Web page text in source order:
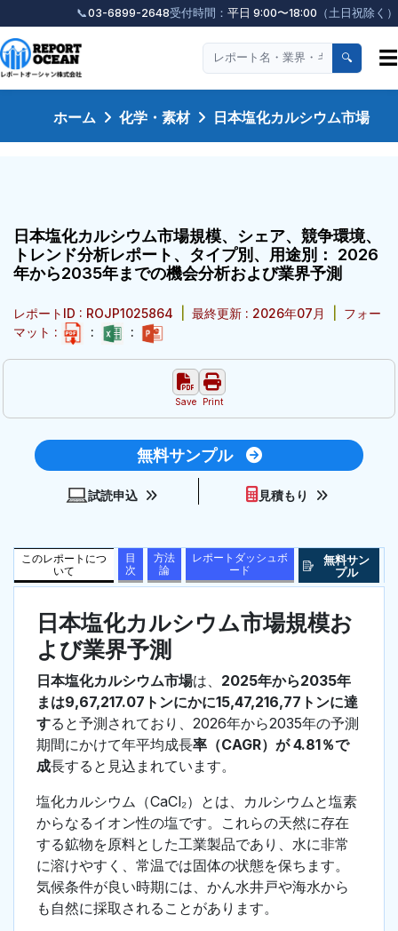
📞03-6899-2648受付時間： 平日 9:00〜18:00 （土日祝除く）
🔍 ☰
ホーム 化学・素材 日本塩化カルシウム市場
日本塩化カルシウム市場規模、シェア、競争環境、
トレンド分析レポート、タイプ別、用途別： 2026
年から2035年までの機会分析および業界予測
レポートID : ROJP1025864 最終更新 : 2026年07月
フォー
マット :
: :
Save Print
無料サンプル
試読申込 見積もり
このレポートにつ
いて
目
次
方法
論
レポートダッシュボ
ード
無料サン
プル
日本塩化カルシウム市場規模お
よび業界予測
日本塩化カルシウム市場は、 2025年から2035年
まは9,67,217.07トンにかに15,47,216,77トンに達
すると予測されており、2026年から2035年の予測
期間にかけて年平均成長率（CAGR）が 4.81％で
成長すると見込まれています。
塩化カルシウム（CaCl₂）とは、カルシウムと塩素
からなるイオン性の塩です。これらの天然に存在
する鉱物を原料とした工業製品であり、水に非常
に溶けやすく、常温では固体の状態を保ちます。
気候条件が良い時期には、かん水井戸や海水から
も自然に採取されることがあります。